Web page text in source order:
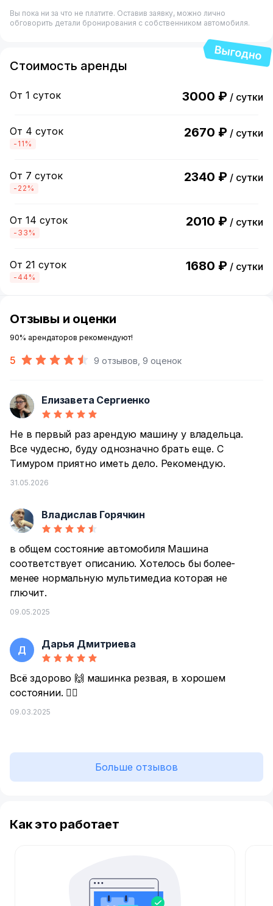
Вы пока ни за что не платите. Оставив заявку, можно лично
обговорить детали бронирования с собственником автомобиля.
Стоимость аренды
От 1 суток 3000 ₽ / сутки
От 4 суток
-11%
2670 ₽ / сутки
От 7 суток
-22%
2340 ₽ / сутки
От 14 суток
-33%
2010 ₽ / сутки
От 21 суток
-44%
1680 ₽ / сутки
Отзывы и оценки
90% арендаторов рекомендуют!
5 9 отзывов, 9 оценок
Е Елизавета Сергиенко
Не в первый раз арендую машину у владельца.
Все чудесно, буду однозначно брать еще. С
Тимуром приятно иметь дело. Рекомендую.
31.05.2026
В Владислав Горячкин
в общем состояние автомобиля Машина
соответствует описанию. Хотелось бы более-
менее нормальную мультимедиа которая не
глючит.
09.05.2025
Д Дарья Дмитриева
Всё здорово 🙌 машинка резвая, в хорошем
состоянии. 👍🏻
09.03.2025
Больше отзывов
Как это работает